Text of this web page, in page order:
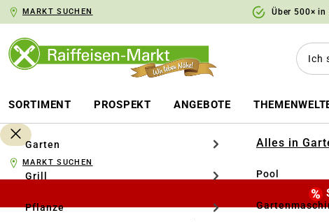
Zur Hauptnavigation springen
MARKT SUCHEN Über 500× in
SORTIMENT PROSPEKT ANGEBOTE
Garten
Grill
Pflanze
Alles in
Pool
MARKT SUCHEN